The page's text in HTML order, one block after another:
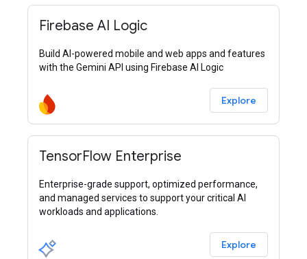
Firebase AI Logic
Build AI-powered mobile and web apps and features
with the Gemini API using Firebase AI Logic
Explore
TensorFlow Enterprise
Enterprise-grade support, optimized performance,
and managed services to support your critical AI
workloads and applications.
Explore